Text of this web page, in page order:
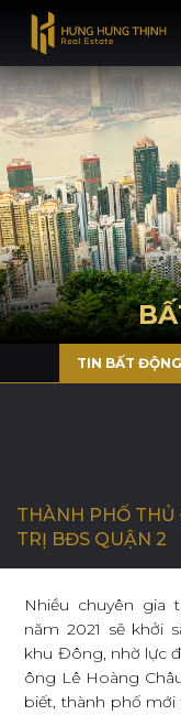
CƠ H
TIN BẤT
THÀNH PHỐ
TRỊ BĐS QUẬN 2
Nhiều chuyên gia
năm 2021 sẽ khởi
khu Đông, nhờ lực
ông Lê Hoàng
biết, thành phố mới